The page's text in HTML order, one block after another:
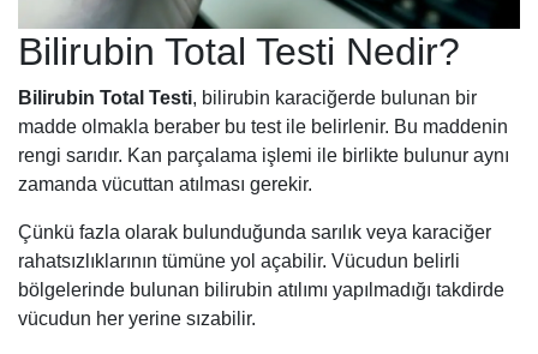
Bilirubin Total Testi Nedir?
Bilirubin Total Testi, bilirubin karaciğerde bulunan bir
madde olmakla beraber bu test ile belirlenir. Bu maddenin
rengi sarıdır. Kan parçalama işlemi ile birlikte bulunur aynı
zamanda vücuttan atılması gerekir.
Çünkü fazla olarak bulunduğunda sarılık veya karaciğer
rahatsızlıklarının tümüne yol açabilir. Vücudun belirli
bölgelerinde bulunan bilirubin atılımı yapılmadığı takdirde
vücudun her yerine sızabilir.